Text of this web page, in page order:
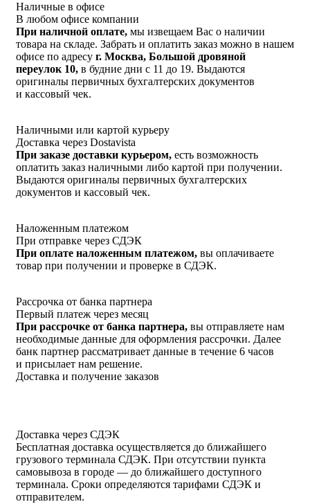
Наличные в офисе
В любом офисе компании
При наличной оплате, мы извещаем Вас о наличии
товара на складе. Забрать и оплатить заказ можно в нашем
офисе по адресу г. Москва, Большой дровяной
переулок 10, в будние дни с 11 до 19. Выдаются
оригиналы первичных бухгалтерских документов
и кассовый чек.
Наличными или картой курьеру
Доставка через Dostavista
При заказе доставки курьером, есть возможность
оплатить заказ наличными либо картой при получении.
Выдаются оригиналы первичных бухгалтерских
документов и кассовый чек.
Наложенным платежом
При отправке через СДЭК
При оплате наложенным платежом, вы оплачиваете
товар при получении и проверке в СДЭК.
Рассрочка от банка партнера
Первый платеж через месяц
При рассрочке от банка партнера, вы отправляете нам
необходимые данные для оформления рассрочки. Далее
банк партнер рассматривает данные в течение 6 часов
и присылает нам решение.
Доставка и получение заказов
Доставка через СДЭК
Бесплатная доставка осуществляется до ближайшего
грузового терминала СДЭК. При отсутствии пункта
самовывоза в городе — до ближайшего доступного
терминала. Сроки определяются тарифами СДЭК и
отправителем.